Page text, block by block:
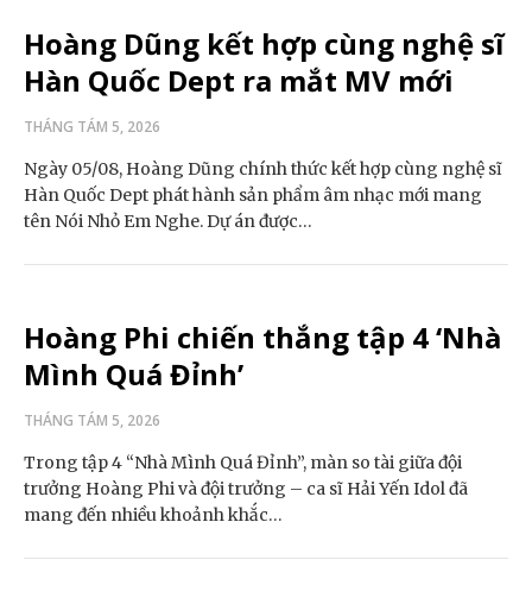
Hoàng Dũng kết hợp cùng nghệ sĩ
Hàn Quốc Dept ra mắt MV mới
THÁNG TÁM 5, 2026
Ngày 05/08, Hoàng Dũng chính thức kết hợp cùng nghệ sĩ
Hàn Quốc Dept phát hành sản phẩm âm nhạc mới mang
tên Nói Nhỏ Em Nghe. Dự án được…
Hoàng Phi chiến thắng tập 4 ‘Nhà
Mình Quá Đỉnh’
THÁNG TÁM 5, 2026
Trong tập 4 “Nhà Mình Quá Đỉnh”, màn so tài giữa đội
trưởng Hoàng Phi và đội trưởng – ca sĩ Hải Yến Idol đã
mang đến nhiều khoảnh khắc…